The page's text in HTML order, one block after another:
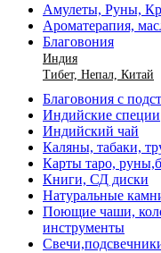
Амулеты, Руны,
Ароматерапия,
Благовония
Индия
Тибет, Непал, Китай
Благовония с
Индийские специи
Индийский чай
Каляны, табаки,
Карты таро,
Книги, СД диски
Натуральные
Поющие чаши,
инструменты